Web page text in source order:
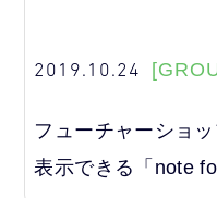
2019.10.24
フューチャーショ
表示できる「note